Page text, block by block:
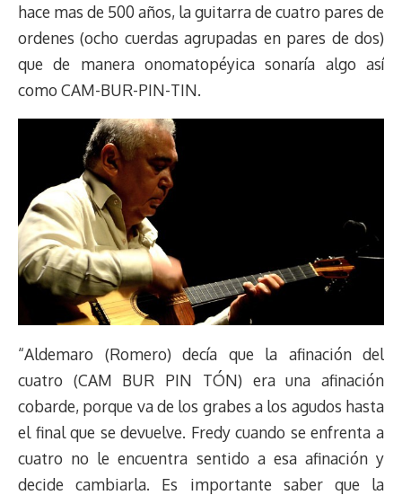
hace mas de 500 años, la guitarra de cuatro pares de
ordenes (ocho cuerdas agrupadas en pares de dos)
que de manera onomatopéyica sonaría algo así
como CAM-BUR-PIN-TIN.
“Aldemaro (Romero) decía que la afinación del
cuatro (CAM BUR PIN TÓN) era una afinación
cobarde, porque va de los grabes a los agudos hasta
el final que se devuelve. Fredy cuando se enfrenta a
cuatro no le encuentra sentido a esa afinación y
decide cambiarla. Es importante saber que la